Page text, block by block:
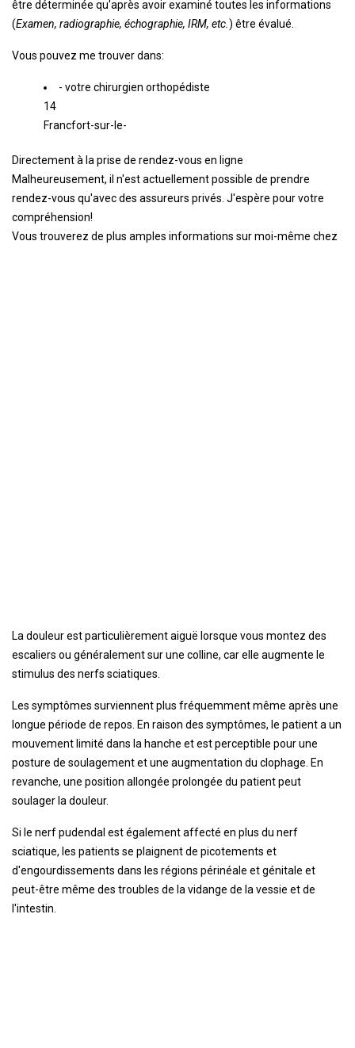
être déterminée qu'après avoir examiné toutes les informations
(Examen, radiographie, échographie, IRM, etc. ) être évalué.
Vous pouvez me trouver dans:
- votre chirurgien orthopédiste
14
Francfort-sur-le-
Directement à la prise de rendez-vous en ligne
Malheureusement, il n'est actuellement possible de prendre
rendez-vous qu'avec des assureurs privés. J'espère pour votre
compréhension!
Vous trouverez de plus amples informations sur moi-même chez
La douleur est particulièrement aiguë lorsque vous montez des
escaliers ou généralement sur une colline, car elle augmente le
stimulus des nerfs sciatiques.
Les symptômes surviennent plus fréquemment même après une
longue période de repos. En raison des symptômes, le patient a un
mouvement limité dans la hanche et est perceptible pour une
posture de soulagement et une augmentation du clophage. En
revanche, une position allongée prolongée du patient peut
soulager la douleur.
Si le nerf pudendal est également affecté en plus du nerf
sciatique, les patients se plaignent de picotements et
d'engourdissements dans les régions périnéale et génitale et
peut-être même des troubles de la vidange de la vessie et de
l'intestin.